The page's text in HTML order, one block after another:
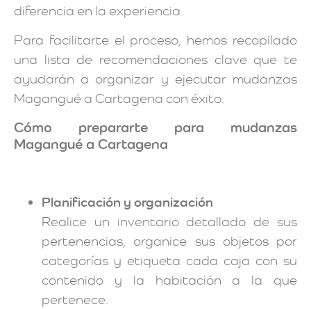
diferencia en la experiencia.
Para facilitarte el proceso, hemos recopilado
una lista de recomendaciones clave que te
ayudarán a organizar y ejecutar mudanzas
Magangué a Cartagena con éxito.
Cómo prepararte para mudanzas
Magangué a Cartagena
Planificación y organización
Realice un inventario detallado de sus
pertenencias, organice sus objetos por
categorías y etiqueta cada caja con su
contenido y la habitación a la que
pertenece.